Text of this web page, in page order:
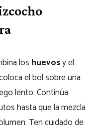
los huevosy el
el bol sobre una
lento. Continúa
hasta que la mezcla
Ten cuidado de